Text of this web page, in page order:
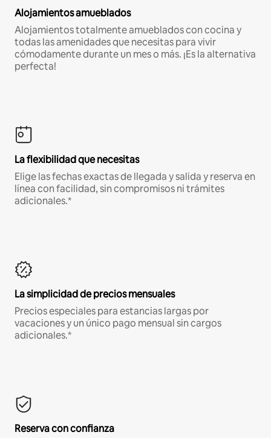
Alojamientos amueblados
Alojamientos totalmente amueblados con cocina y
todas las amenidades que necesitas para vivir
cómodamente durante un mes o más. ¡Es la alternativa
perfecta!
La flexibilidad que necesitas
Elige las fechas exactas de llegada y salida y reserva en
línea con facilidad, sin compromisos ni trámites
adicionales.*
La simplicidad de precios mensuales
Precios especiales para estancias largas por
vacaciones y un único pago mensual sin cargos
adicionales.*
Reserva con confianza